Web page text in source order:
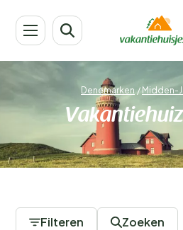
Denemarken / Midden-
Filteren Zoeken